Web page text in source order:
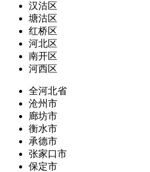
汉沽区
塘沽区
红桥区
河北区
南开区
河西区
全河北省
沧州市
廊坊市
衡水市
承德市
张家口市
保定市